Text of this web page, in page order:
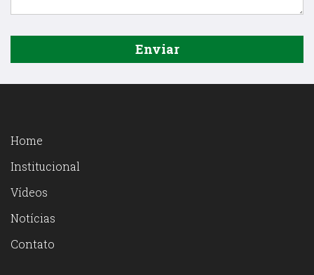
Home
Institucional
Vídeos
Notícias
Contato